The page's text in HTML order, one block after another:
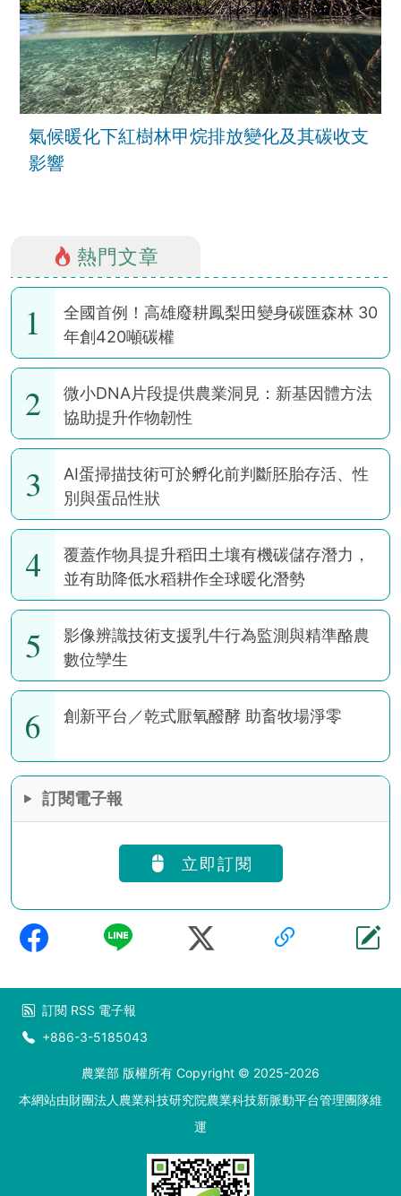
氣候暖化下紅樹林甲烷排放變化及其碳收支
影響
熱門文章
1
全國首例！高雄廢耕鳳梨田變身碳匯森林 30
年創420噸碳權
2
微小DNA片段提供農業洞見：新基因體方法
協助提升作物韌性
3
AI蛋掃描技術可於孵化前判斷胚胎存活、性
別與蛋品性狀
4
覆蓋作物具提升稻田土壤有機碳儲存潛力，
並有助降低水稻耕作全球暖化潛勢
5
影像辨識技術支援乳牛行為監測與精準酪農
數位孿生
6 創新平台／乾式厭氧醱酵 助畜牧場淨零
訂閱電子報
立即訂閱
訂閱 RSS 電子報
+886-3-5185043
農業部 版權所有 Copyright © 2025-2026
本網站由財團法人農業科技研究院農業科技新脈動平台管理團隊維
運